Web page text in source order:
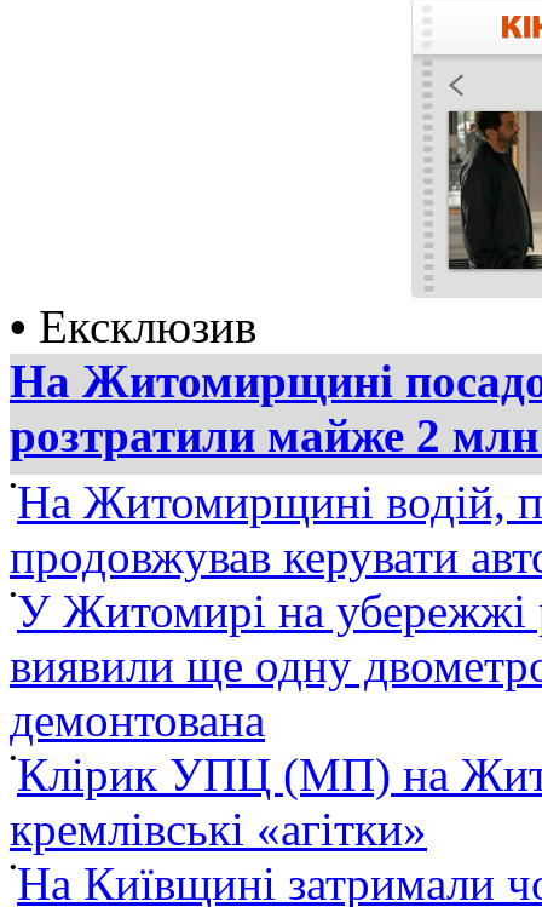
• Ексклюзив
На Житомирщині
розтратили майже 2
•На Житомирщині водій,
продовжував керувати
•У Житомирі на убережжі
виявили ще одну
демонтована
•Клірик УПЦ (МП) на
кремлівські «агітки»
•На Київщині затримали